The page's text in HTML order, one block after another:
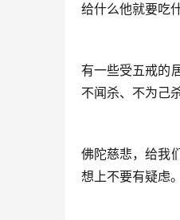
给什么他就要吃
有一些受五戒的
不闻杀、不为己
佛陀慈悲，给我
想上不要有疑虑。